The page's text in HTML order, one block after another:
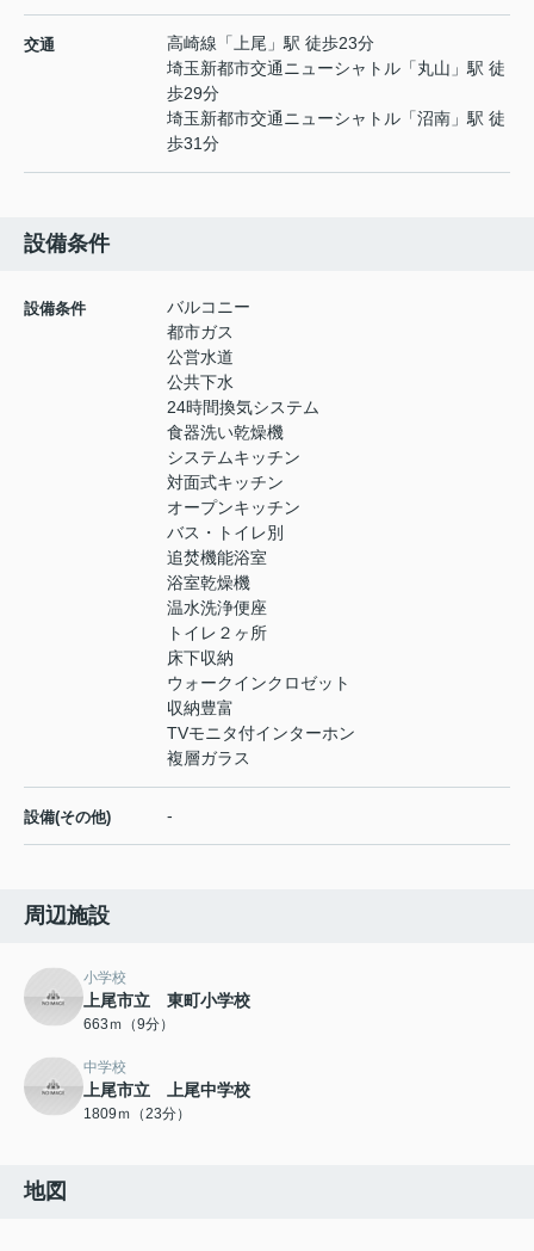
交通 高崎線 「上尾 」駅 徒歩23分
埼玉新都市交通ニューシャトル 「丸山 」駅 徒
歩29分
埼玉新都市交通ニューシャトル 「沼南 」駅 徒
歩31分
設備条件
設備条件
バルコニー
都市ガス
公営水道
公共下水
24時間換気システム
食器洗い乾燥機
システムキッチン
対面式キッチン
オープンキッチン
バス・トイレ別
追焚機能浴室
浴室乾燥機
温水洗浄便座
トイレ２ヶ所
床下収納
ウォークインクロゼット
収納豊富
TVモニタ付インターホン
複層ガラス
設備(その他) -
周辺施設
小学校
上尾市立 東町小学校
663ｍ（9分）
中学校
上尾市立 上尾中学校
1809ｍ（23分）
地図